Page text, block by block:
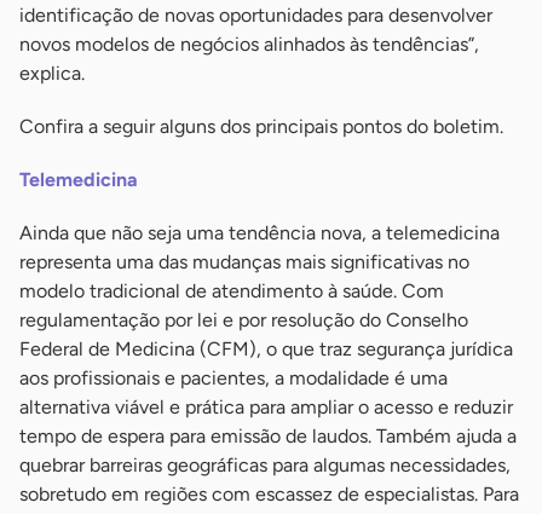
identificação de novas oportunidades para desenvolver
novos modelos de negócios alinhados às tendências”,
explica.
Confira a seguir alguns dos principais pontos do boletim.
Telemedicina
Ainda que não seja uma tendência nova, a telemedicina
representa uma das mudanças mais significativas no
modelo tradicional de atendimento à saúde. Com
regulamentação por lei e por resolução do Conselho
Federal de Medicina (CFM), o que traz segurança jurídica
aos profissionais e pacientes, a modalidade é uma
alternativa viável e prática para ampliar o acesso e reduzir
tempo de espera para emissão de laudos. Também ajuda a
quebrar barreiras geográficas para algumas necessidades,
sobretudo em regiões com escassez de especialistas. Para